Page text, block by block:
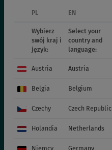
Trzęsacz 25 86-022 Dobrcz
+48 52 326 20 00
Schrijf ons
PL EN
Wybierz
swój kraj i
język:
Select your
country and
language:
Austria Austria
Belgia Belgium
Czechy Czech Republic
Holandia Netherlands
Niemcy Germany